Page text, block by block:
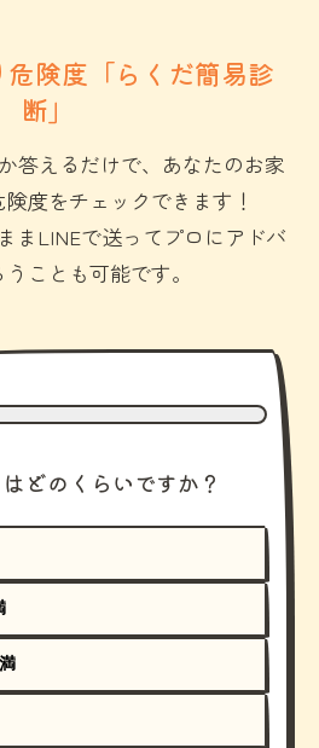
険度「らくだ簡易診
断」
答えるだけで、あなたのお家
度をチェックできます！
まLINEで送ってプロにアドバ
ことも可能です。
どのくらいですか？